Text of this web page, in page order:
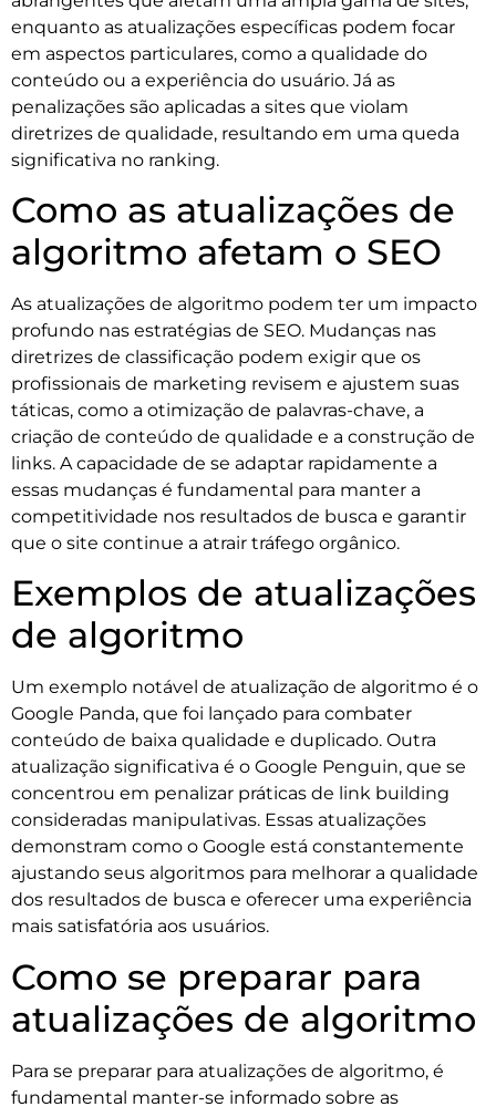
enquanto as atualizações específicas podem focar
em aspectos particulares, como a qualidade do
conteúdo ou a experiência do usuário. Já as
penalizações são aplicadas a sites que violam
diretrizes de qualidade, resultando em uma queda
significativa no ranking.
Como as atualizações de
algoritmo afetam o SEO
As atualizações de algoritmo podem ter um impacto
profundo nas estratégias de SEO. Mudanças nas
diretrizes de classificação podem exigir que os
profissionais de marketing revisem e ajustem suas
táticas, como a otimização de palavras-chave, a
criação de conteúdo de qualidade e a construção de
links. A capacidade de se adaptar rapidamente a
essas mudanças é fundamental para manter a
competitividade nos resultados de busca e garantir
que o site continue a atrair tráfego orgânico.
Exemplos de atualizações
de algoritmo
Um exemplo notável de atualização de algoritmo é o
Google Panda, que foi lançado para combater
conteúdo de baixa qualidade e duplicado. Outra
atualização significativa é o Google Penguin, que se
concentrou em penalizar práticas de link building
consideradas manipulativas. Essas atualizações
demonstram como o Google está constantemente
ajustando seus algoritmos para melhorar a qualidade
dos resultados de busca e oferecer uma experiência
mais satisfatória aos usuários.
Como se preparar para
atualizações de algoritmo
Para se preparar para atualizações de algoritmo, é
fundamental manter-se informado sobre as